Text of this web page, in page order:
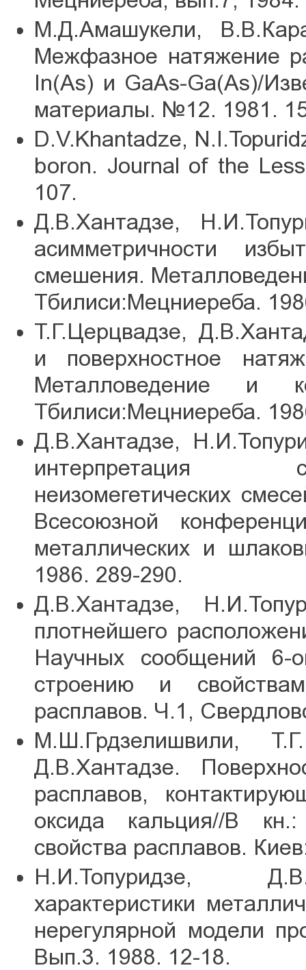
М.Д.Амашукели,
Межфазное натяжение
In(As) и GaAs-Ga(As)/
материалы. №12. 1981.
D.V.Khantadze,
boron. Journal of the
107.
Д.В.Хантадзе,
асимметричности
смешения.
Тбилиси:Мецниереба.
Т.Г.Церцвадзе,
и поверхностное
Металловедение и
Тбилиси:Мецниереба.
Д.В.Хантадзе,
интерпретация
неизомегетических
Всесоюзной
металлических и
1986. 289-290.
Д.В.Хантадзе,
плотнейшего
Научных сообщений 6-
строению и
расплавов. Ч.1,
М.Ш.Грдзелишвили,
Д.В.Хантадзе.
расплавов,
оксида кальция//В
свойства расплавов.
Н.И.Топуридзе,
характеристики
нерегулярной модели
Вып.3. 1988. 12-18.